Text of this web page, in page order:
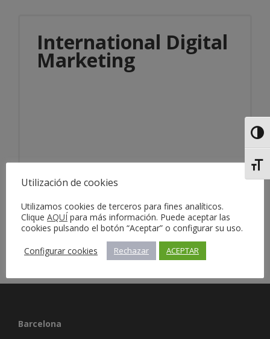
International Digital
Marketing
Información del servicio
Barcelona
Utilización de cookies
Utilizamos cookies de terceros para fines analíticos.
Clique AQUÍ para más información. Puede aceptar las
cookies pulsando el botón “Aceptar” o configurar su uso.
Configurar cookies
Rechazar ACEPTAR